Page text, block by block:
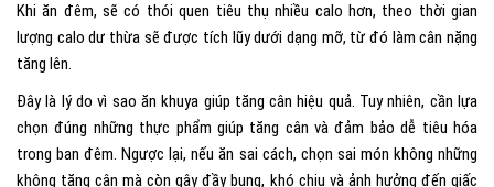
Khi ăn đêm, sẽ có thói quen tiêu thụ nhiều calo hơn, theo thời gian
lượng calo dư thừa sẽ được tích lũy dưới dạng mỡ, từ đó làm cân nặng
tăng lên.
Đây là lý do vì sao ăn khuya giúp tăng cân hiệu quả. Tuy nhiên, cần lựa
chọn đúng những thực phẩm giúp tăng cân và đảm bảo dễ tiêu hóa
trong ban đêm. Ngược lại, nếu ăn sai cách, chọn sai món không những
không tăng cân mà còn gây đầy bụng, khó chịu và ảnh hưởng đến giấc